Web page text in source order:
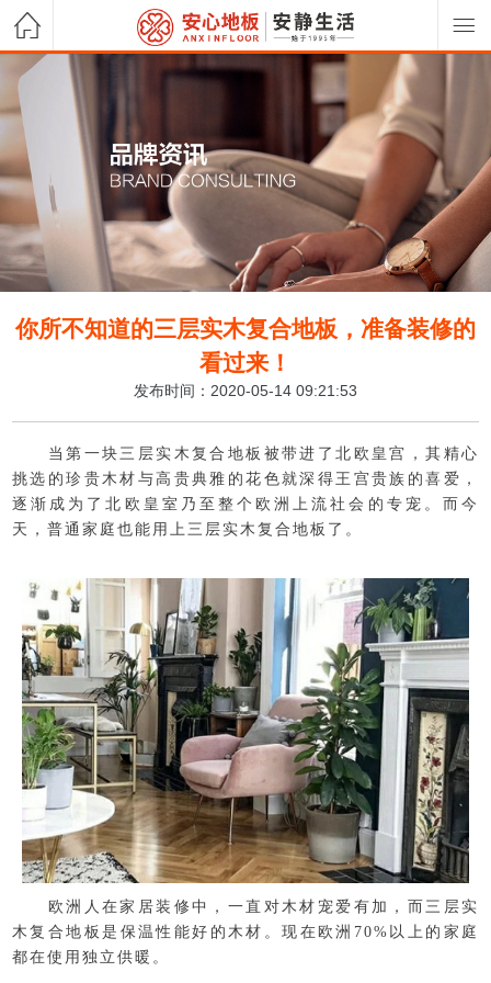
你所不知道的三层实木复合地板，准备装修的
看过来！
发布时间：2020-05-14 09:21:53
当第一块三层实木复合地板被带进了北欧皇宫，其精心
挑选的珍贵木材与高贵典雅的花色就深得王宫贵族的喜爱，
逐渐成为了北欧皇室乃至整个欧洲上流社会的专宠。而今
天，普通家庭也能用上三层实木复合地板了。
欧洲人在家居装修中，一直对木材宠爱有加，而三层实
木复合地板是保温性能好的木材。现在欧洲 70%以上的家庭
都在使用独立供暖。